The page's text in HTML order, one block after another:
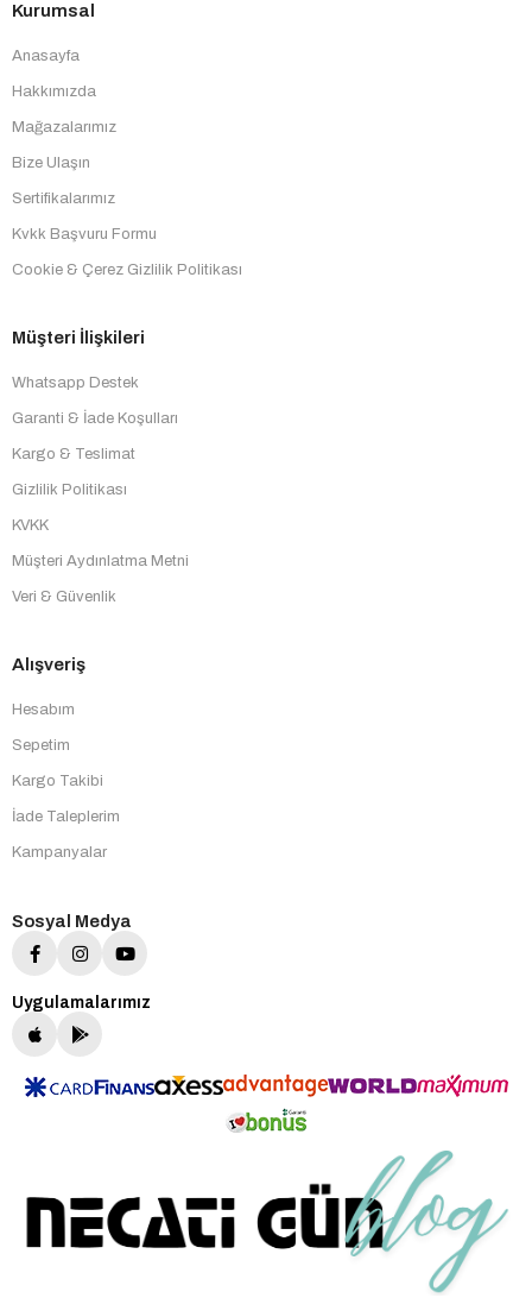
Kurumsal
Anasayfa
Hakkımızda
Mağazalarımız
Bize Ulaşın
Sertifikalarımız
Kvkk Başvuru Formu
Cookie & Çerez Gizlilik Politikası
Müşteri İlişkileri
Whatsapp Destek
Garanti & İade Koşulları
Kargo & Teslimat
Gizlilik Politikası
KVKK
Müşteri Aydınlatma Metni
Veri & Güvenlik
Alışveriş
Hesabım
Sepetim
Kargo Takibi
İade Taleplerim
Kampanyalar
Sosyal Medya
Uygulamalarımız